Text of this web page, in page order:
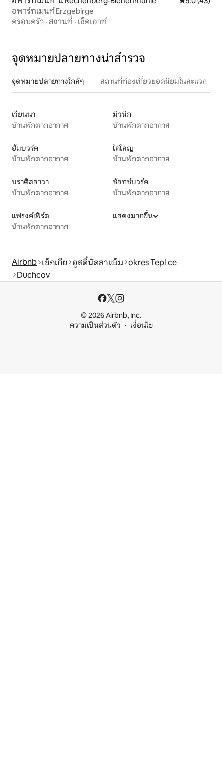
อพาร์ทเมนท์ Erzgebirge
ครอบครัว · สถานที่ · เช็คเอาท์
จุดหมายปลายทางน่าสำรวจ
จุดหมายปลายทางใกล้ๆ สถานที่ท่องเที่ยวยอดนิยมในละแวก
เวียนนา
บ้านพักตากอากาศ
มิวนิก
บ้านพักตากอากาศ
ฮัมบวร์ค
บ้านพักตากอากาศ
โคโลญ
บ้านพักตากอากาศ
บราติสลาวา
บ้านพักตากอากาศ
ซัลทซ์บวร์ค
บ้านพักตากอากาศ
แฟรงค์เฟิร์ต
บ้านพักตากอากาศ
แสดงมากขึ้น
Airbnb เช็กเกีย อูสตี้นัดลาแบ็ม okres Teplice
Duchcov
© 2026 Airbnb, Inc.
ความเป็นส่วนตัว
เงื่อนไข